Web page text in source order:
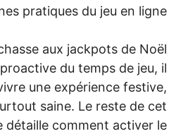
utiles sur les
En combinant
avec une
est possible
lucrative